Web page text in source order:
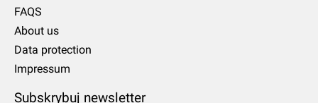
FAQS
About us
Data protection
Impressum
Subskrybuj newsletter